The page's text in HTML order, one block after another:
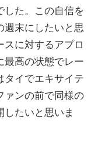
した。この自信を
週末にしたいと思
スに対するアプロ
最高の状態でレー
タイでエキサイテ
ァンの前で同様の
たいと思いま